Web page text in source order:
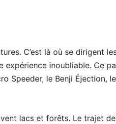
C’est là où se dirigent
inoubliable. Ce
Speeder, le Benji Éjection,
lacs et forêts. Le trajet